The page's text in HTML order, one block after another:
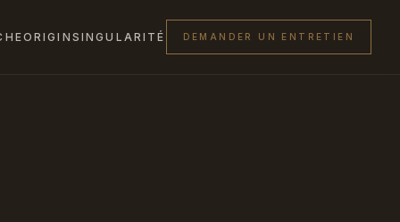
ORIGIN SINGULARITÉ DEMANDER UN ENTRETIEN